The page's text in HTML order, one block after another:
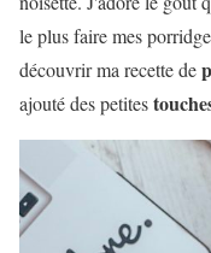
le plus faire mes
découvrir ma recette de
ajouté des petites